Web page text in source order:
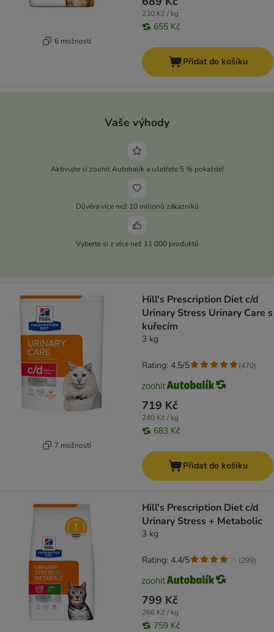
6 možností
230 Kč / kg
655 Kč
Přidat do košíku
Vaše výhody
Aktivujte si zoohit Autobalík a ušetřete 5 % pokaždé!
Důvěra více než 10 milionů zákazníků
Vyberte si z více než 11 000 produktů
7 možností
Hill's Prescription Diet c/d
Urinary Stress Urinary Care s
kuřecím
3 kg
719 Kč
240 Kč / kg
683 Kč
Rating: 4.5/5 (470)
Přidat do košíku
Hill's Prescription Diet c/d
Urinary Stress + Metabolic
3 kg
799 Kč
266 Kč / kg
759 Kč
Rating: 4.4/5 (299)